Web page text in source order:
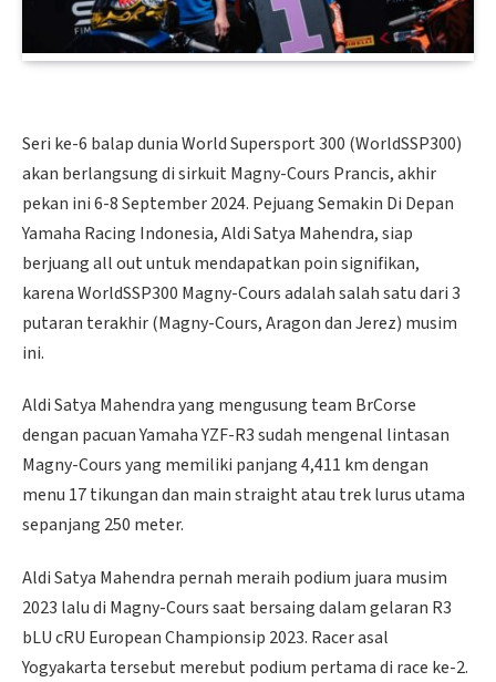
Seri ke-6 balap dunia World Supersport 300 (WorldSSP300)
akan berlangsung di sirkuit Magny-Cours Prancis, akhir
pekan ini 6-8 September 2024. Pejuang Semakin Di Depan
Yamaha Racing Indonesia, Aldi Satya Mahendra, siap
berjuang all out untuk mendapatkan poin signifikan,
karena WorldSSP300 Magny-Cours adalah salah satu dari 3
putaran terakhir (Magny-Cours, Aragon dan Jerez) musim
ini.
Aldi Satya Mahendra yang mengusung team BrCorse
dengan pacuan Yamaha YZF-R3 sudah mengenal lintasan
Magny-Cours yang memiliki panjang 4,411 km dengan
menu 17 tikungan dan main straight atau trek lurus utama
sepanjang 250 meter.
Aldi Satya Mahendra pernah meraih podium juara musim
2023 lalu di Magny-Cours saat bersaing dalam gelaran R3
bLU cRU European Championsip 2023. Racer asal
Yogyakarta tersebut merebut podium pertama di race ke-2.